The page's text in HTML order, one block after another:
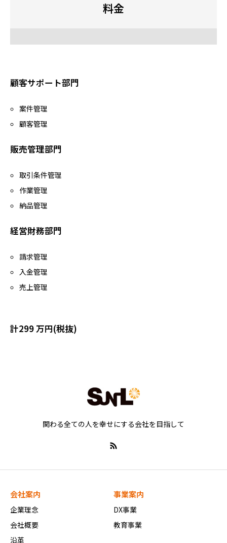
料金
顧客サポート部門
案件管理
顧客管理
販売管理部門
取引条件管理
作業管理
納品管理
経営財務部門
請求管理
入金管理
売上管理
計299 万円(税抜)
関わる全ての人を幸せにする会社を目指して
会社案内
企業理念
会社概要
沿革
事業案内
DX事業
教育事業